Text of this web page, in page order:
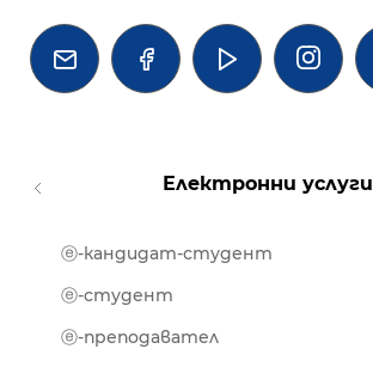
  
Електронни услуги
ⓔ-кандидат-студент
ⓔ-студент
ⓔ-преподавател